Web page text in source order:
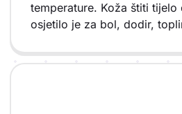
temperature. Koža štiti tijelo
osjetilo je za bol, dodir,